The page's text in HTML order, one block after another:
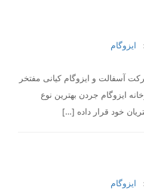
ایزوگام
آسفالت و ایزوگام کیانی مفتخر
ایزوگام جردن بهترین نوع
خود قرار داده […]
ایزوگام